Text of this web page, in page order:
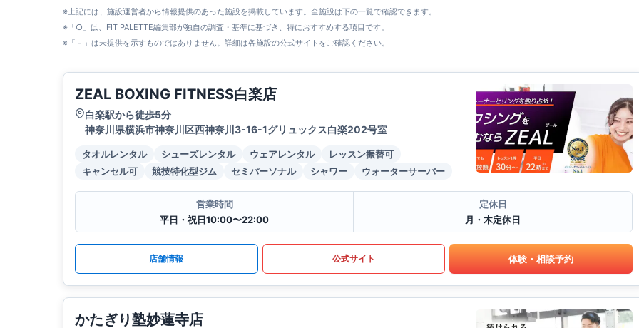
※上記には、施設運営者から情報提供のあった施設を掲載しています。全施設は下の一覧で確認できます。
※「○」は、FIT PALETTE編集部が独自の調査・基準に基づき、特におすすめする項目です。
※「－」は未提供を示すものではありません。詳細は各施設の公式サイトをご確認ください。
ZEAL BOXING FITNESS白楽店
白楽駅から徒歩5分
神奈川県横浜市神奈川区西神奈川3-16-1グリュックス白楽202号室
タオルレンタル シューズレンタル ウェアレンタル
レッスン振替可
キャンセル可
競技特化型ジム セミパーソナル シャワー ウォーターサーバー
営業時間
平日・祝日10:00〜22:00
定休日
月・木定休日
店舗情報 公式サイト 体験・相談予約
かたぎり塾妙蓮寺店